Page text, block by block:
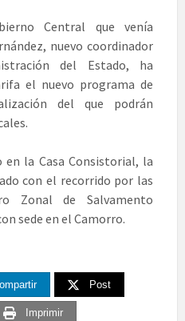
Central que venía
nuevo coordinador
del Estado, ha
el nuevo programa de
del que podrán
la Casa Consistorial, la
con el recorrido por las
Zonal de Salvamento
sede en el Camorro.
Post
Imprimir